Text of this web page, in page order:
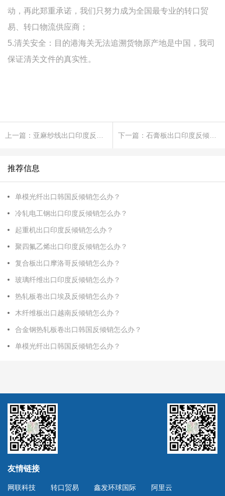
动，再此郑重承诺，我们只努力成为全国最专业的转口贸
易、转口物流供应商；
5.清关安全：目的港海关无法追溯货物原产地是中国，我司
保证清关文件的真实性。
上一篇：亚麻纱线出口印度反倾销怎么办? 下一篇：石膏板出口印度反倾销怎么办?
推荐信息
单模光纤出口韩国反倾销怎么办？
冷轧电工钢出口印度反倾销怎么办？
起重机出口印度反倾销怎么办？
聚四氟乙烯出口印度反倾销怎么办？
复合板出口摩洛哥反倾销怎么办？
玻璃纤维出口印度反倾销怎么办？
热轧板卷出口埃及反倾销怎么办？
木纤维板出口越南反倾销怎么办？
合金钢热轧板卷出口韩国反倾销怎么办？
单模光纤出口韩国反倾销怎么办？
友情链接
网联科技 转口贸易 鑫发环球国际 阿里云